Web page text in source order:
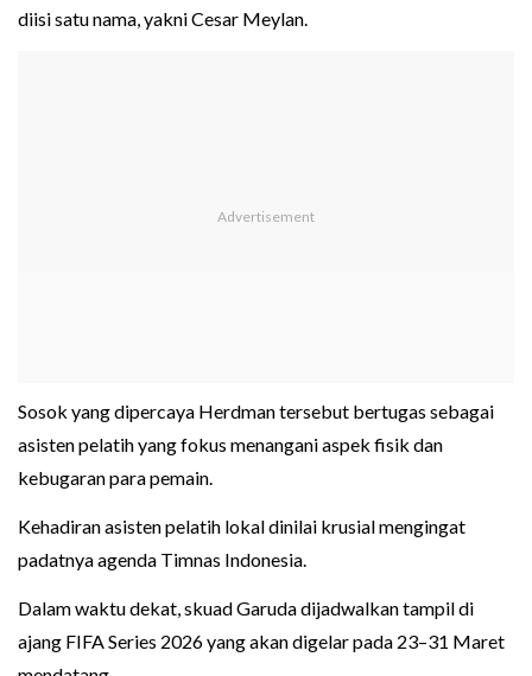
diisi satu nama, yakni Cesar Meylan.
Sosok yang dipercaya Herdman tersebut bertugas sebagai
asisten pelatih yang fokus menangani aspek fisik dan
kebugaran para pemain.
Kehadiran asisten pelatih lokal dinilai krusial mengingat
padatnya agenda Timnas Indonesia.
Dalam waktu dekat, skuad Garuda dijadwalkan tampil di
ajang FIFA Series 2026 yang akan digelar pada 23–31 Maret